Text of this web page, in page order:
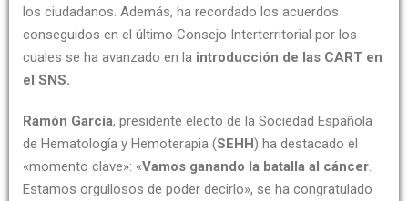
los ciudadanos. Además, ha recordado los acuerdos
conseguidos en el último Consejo Interterritorial por los
cuales se ha avanzado en la introducción de las CART en
el SNS.
Ramón García, presidente electo de la Sociedad Española
de Hematología y Hemoterapia (SEHH) ha destacado el
«momento clave»: «Vamos ganando la batalla al cáncer.
Estamos orgullosos de poder decirlo», se ha congratulado